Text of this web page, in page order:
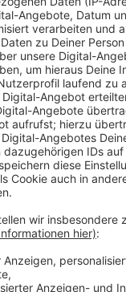
Fläche von
Strom soll dann
werden.
für weitere solcher
mit
soll der erzeugte
Umgebung erzeugt,
werden, heißt es